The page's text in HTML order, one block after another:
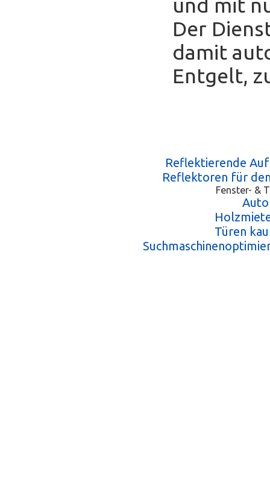
und mit
Der
damit
Entgelt,
Reflektierende
Reflektoren für
Fenster- &
Türen